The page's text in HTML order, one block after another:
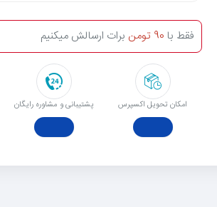
امکان تحویل اکسپرس پشتیبانی و مشاوره رایگان
فقط با 90 تومن برات ارسالش میکنیم